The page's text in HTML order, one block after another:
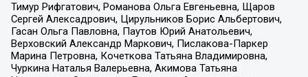
Тимур Рифгатович, Романова Ольга Евгеньевна, Щаров
Сергей Алексадрович, Цирульников Борис Альбертович,
Гасан Ольга Павловна, Паутов Юрий Анатольевич,
Верховский Александр Маркович, Пислакова-Паркер
Марина Петровна, Кочеткова Татьяна Владимировна,
Чуркина Наталья Валерьевна, Акимова Татьяна